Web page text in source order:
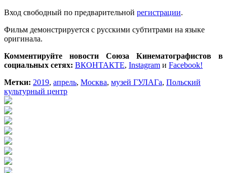
Вход свободный по предварительной регистрации.
Фильм демонстрируется с русскими субтитрами на языке
оригинала.
Комментируйте новости Союза Кинематографистов в
социальных сетях: ВКОНТАКТЕ, Instagram и Facebook!
Метки: 2019, апрель, Москва, музей ГУЛАГа, Польский
культурный центр